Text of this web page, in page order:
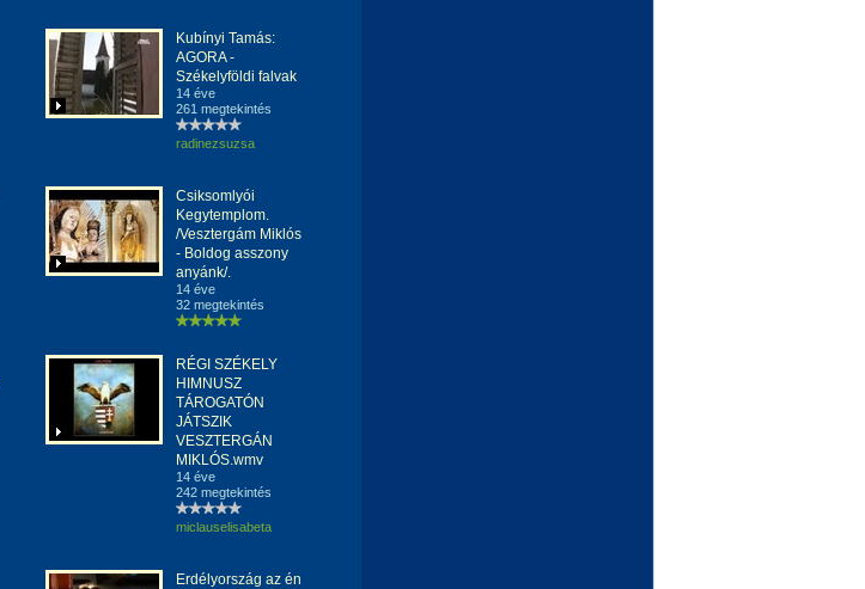
Kubínyi Tamás:
AGORA -
Székelyföldi falvak
14 éve
261 megtekintés
radinezsuzsa
Csiksomlyói
Kegytemplom.
/Vesztergám Miklós
- Boldog asszony
anyánk/.
14 éve
32 megtekintés
RÉGI SZÉKELY
HIMNUSZ
TÁROGATÓN
JÁTSZIK
VESZTERGÁN
MIKLÓS.wmv
14 éve
242 megtekintés
miclauselisabeta
Erdélyország az én